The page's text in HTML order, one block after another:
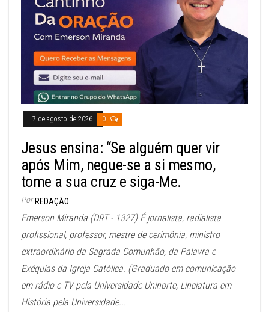
7 de agosto de 2026 0
Jesus ensina: “Se alguém quer vir
após Mim, negue-se a si mesmo,
tome a sua cruz e siga-Me.
Por REDAÇÃO
Emerson Miranda (DRT - 1327) É jornalista, radialista
profissional, professor, mestre de cerimônia, ministro
extraordinário da Sagrada Comunhão, da Palavra e
Exéquias da Igreja Católica. (Graduado em comunicação
em rádio e TV pela Universidade Uninorte, Linciatura em
História pela Universidade...